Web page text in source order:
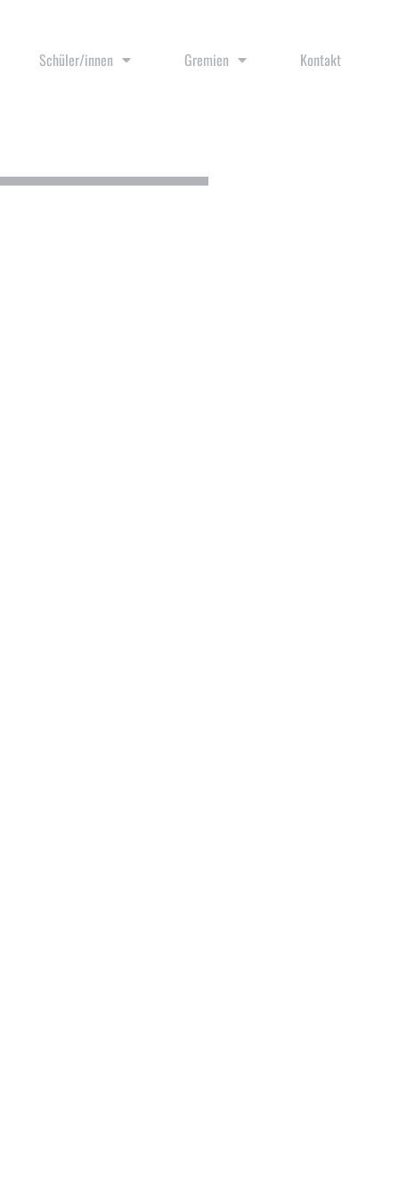
Schüler/innen Gremien Kontakt